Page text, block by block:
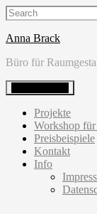
Skip
to
content
Search
for:
Anna Brack
Büro für
Projekte
Workshop
Preisbeispiele
Kontakt
Info